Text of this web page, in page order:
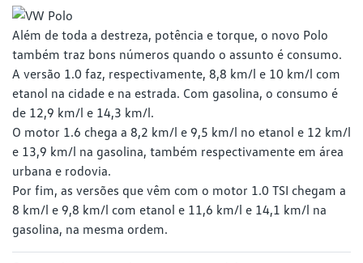
Além de toda a destreza, potência e torque, o novo Polo
também traz bons números quando o assunto é consumo.
A versão 1.0 faz, respectivamente, 8,8 km/l e 10 km/l com
etanol na cidade e na estrada. Com gasolina, o consumo é
de 12,9 km/l e 14,3 km/l.
O motor 1.6 chega a 8,2 km/l e 9,5 km/l no etanol e 12 km/l
e 13,9 km/l na gasolina, também respectivamente em área
urbana e rodovia.
Por fim, as versões que vêm com o motor 1.0 TSI chegam a
8 km/l e 9,8 km/l com etanol e 11,6 km/l e 14,1 km/l na
gasolina, na mesma ordem.